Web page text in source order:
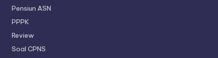
Pensiun ASN
PPPK
Review
Soal CPNS